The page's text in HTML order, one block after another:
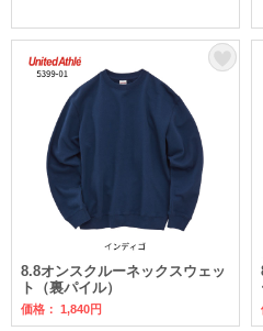
8.8オンスクルーネックスウェッ
ト（裏パイル）
価格： 1,840円